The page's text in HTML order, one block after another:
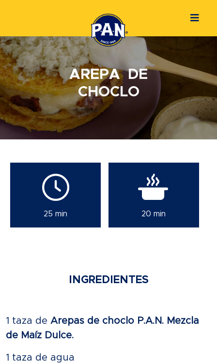
AREPA DE
CHOCLO
25 min 20 min
INGREDIENTES
1 taza de Arepas de choclo P.A.N. Mezcla
de Maíz Dulce.
1 taza de agua